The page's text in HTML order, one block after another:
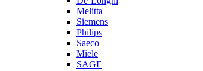
Melitta
Siemens
Philips
Saeco
Miele
SAGE